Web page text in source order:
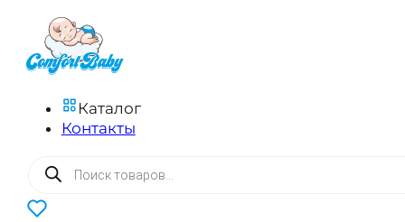
Каталог
Контакты
Поиск
товаров
0